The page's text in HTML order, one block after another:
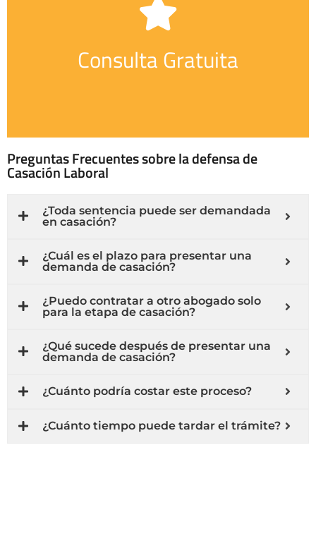
Consulta Gratuita
de derecho en la sentencia de un tribunal inferior, y
este error ha afectado significativamente el
Preguntas Frecuentes sobre la defensa de
Casación Laboral
¿Toda sentencia puede ser demandada
en casación?
¿Cuál es el plazo para presentar una
demanda de casación?
¿Puedo contratar a otro abogado solo
para la etapa de casación?
¿Qué sucede después de presentar una
demanda de casación?
¿Cuánto podría costar este proceso?
¿Cuánto tiempo puede tardar el trámite?